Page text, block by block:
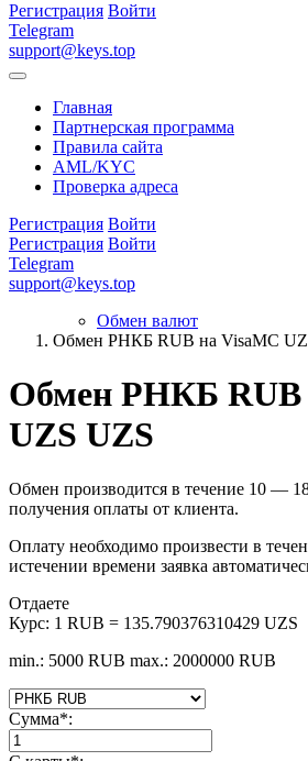
Регистрация Войти
Telegram
support@keys.top
Главная
Партнерская программа
Правила сайта
AML/KYC
Проверка адреса
Регистрация Войти
Регистрация Войти
Telegram
support@keys.top
Обмен валют
Обмен РНКБ RUB на VisaMC
Обмен РНКБ RUB
UZS UZS
Обмен производится в течение 10 —
получения оплаты от клиента.
Оплату необходимо произвести в
истечении времени заявка
Отдаете
Курс: 1 RUB = 135.790376310429 UZS
min.: 5000 RUB max.: 2000000 RUB
Сумма*: